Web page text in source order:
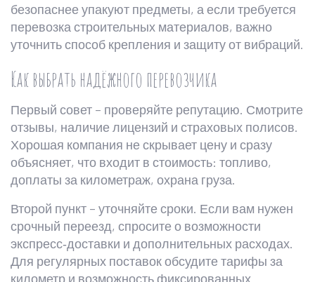
безопаснее упакуют предметы, а если требуется
перевозка строительных материалов, важно
уточнить способ крепления и защиту от вибраций.
Как выбрать надёжного перевозчика
Первый совет – проверяйте репутацию. Смотрите
отзывы, наличие лицензий и страховых полисов.
Хорошая компания не скрывает цену и сразу
объясняет, что входит в стоимость: топливо,
доплаты за километраж, охрана груза.
Второй пункт – уточняйте сроки. Если вам нужен
срочный переезд, спросите о возможности
экспресс‑доставки и дополнительных расходах.
Для регулярных поставок обсудите тарифы за
километр и возможность фиксированных